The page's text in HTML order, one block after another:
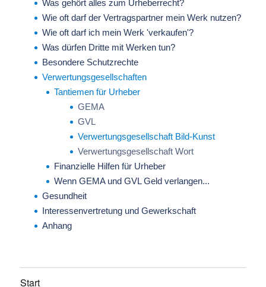
Was gehört alles zum Urheberrecht?
Wie oft darf der Vertragspartner mein Werk nutzen?
Wie oft darf ich mein Werk 'verkaufen'?
Was dürfen Dritte mit Werken tun?
Besondere Schutzrechte
Verwertungsgesellschaften
Tantiemen für Urheber
GEMA
GVL
Verwertungsgesellschaft Bild-Kunst
Verwertungsgesellschaft Wort
Finanzielle Hilfen für Urheber
Wenn GEMA und GVL Geld verlangen...
Gesundheit
Interessenvertretung und Gewerkschaft
Anhang
Start